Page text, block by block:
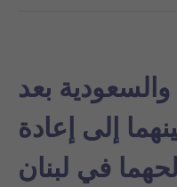
بعد
إلى إعادة
في لبنان